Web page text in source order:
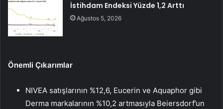
İstihdam Endeksi Yüzde 1,2 Arttı
Ağustos 5, 2026
Önemli Çıkarımlar
NIVEA satışlarının %12,6, Eucerin ve Aquaphor gibi
Derma markalarının %10,2 artmasıyla Beiersdorf’un